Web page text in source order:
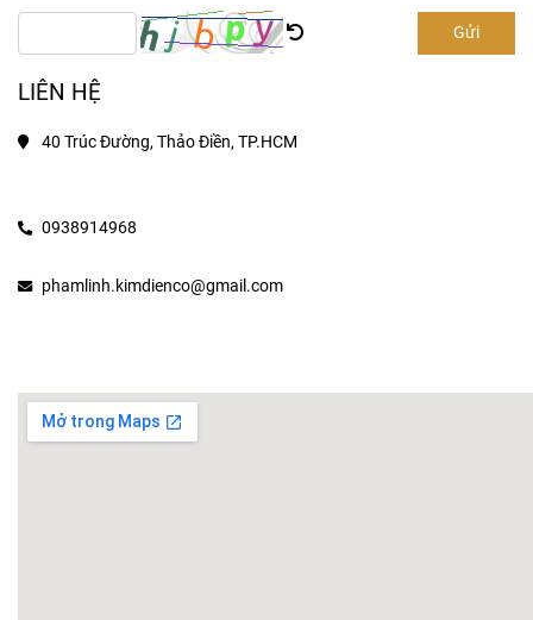
Gửi
LIÊN HỆ
40 Trúc Đường, Thảo Điền, TP.HCM
0938914968
phamlinh.kimdienco@gmail.com